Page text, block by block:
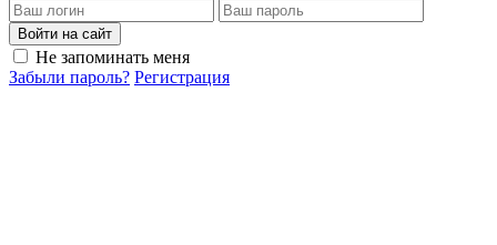
Войти на сайт
Не запоминать меня
Забыли пароль? Регистрация